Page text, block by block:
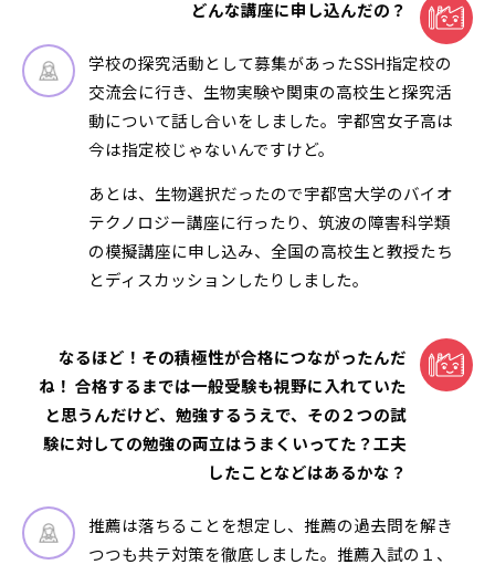
どんな講座に申し込んだの？
学校の探究活動として募集があったSSH指定校の
交流会に行き、生物実験や関東の高校生と探究活
動について話し合いをしました。宇都宮女子高は
今は指定校じゃないんですけど。
あとは、生物選択だったので宇都宮大学のバイオ
テクノロジー講座に行ったり、筑波の障害科学類
の模擬講座に申し込み、全国の高校生と教授たち
とディスカッションしたりしました。
なるほど！その積極性が合格につながったんだ
ね！ 合格するまでは一般受験も視野に入れていた
と思うんだけど、勉強するうえで、その２つの試
験に対しての勉強の両立はうまくいってた？工夫
したことなどはあるかな？
推薦は落ちることを想定し、推薦の過去問を解き
つつも共テ対策を徹底しました。推薦入試の１、